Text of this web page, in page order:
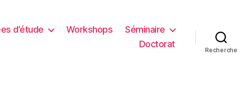
d’étude Workshops
Séminaire
Doctorat
Recherche